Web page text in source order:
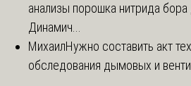
анализы порошка нитрида бора
Динамич...
МихаилНужно составить акт
обследования дымовых и